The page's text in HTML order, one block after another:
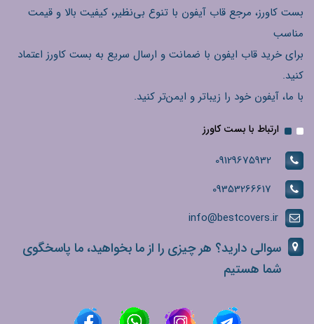
بست کاورز، مرجع قاب آیفون با تنوع بی‌نظیر، کیفیت بالا و قیمت
مناسب
برای خرید قاب ایفون با ضمانت و ارسال سریع به بست کاورز اعتماد
کنید.
با ما، آیفون خود را زیباتر و ایمن‌تر کنید.
ارتباط با بست کاورز
09129675932
09353266617
info@bestcovers.ir
سوالی دارید؟ هر چیزی را از ما بخواهید، ما پاسخگوی
شما هستیم